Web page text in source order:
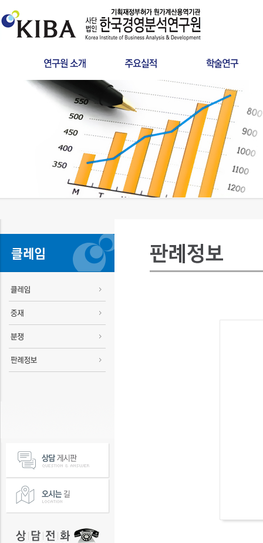
인사말
연혁
설립목적
찾아오시는길
사후정산
학술연구
타당성조사
공공서비스 요금
분쟁검증용역
건설사업관리
LCC